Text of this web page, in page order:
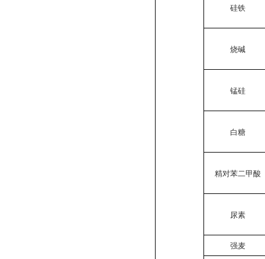
硅铁
烧碱
锰硅
白糖
精对苯二甲酸
尿素
强麦